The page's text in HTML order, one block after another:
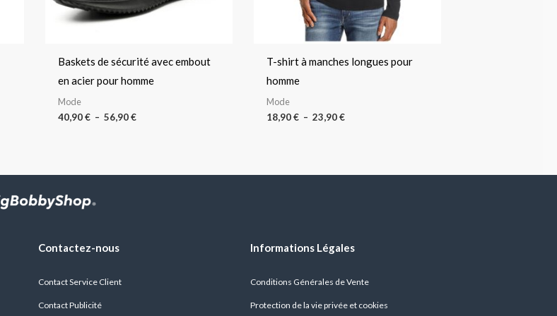
Baskets de sécurité avec embout
en acier pour homme
Mode
40,90€ – 56,90€
T-shirt à manches longues pour
homme
Mode
18,90€ – 23,90€
Contactez-nous
Contact Service Client
Contact Publicité
Informations Légales
Conditions Générales de Vente
Protection de la vie privée et cookies